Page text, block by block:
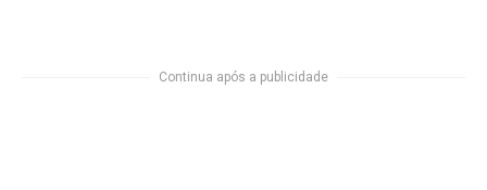
Continua após a publicidade